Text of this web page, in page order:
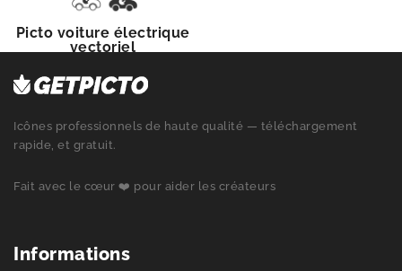
Picto voiture électrique
vectoriel
Icônes professionnels de haute qualité — téléchargement
rapide, et gratuit.
Fait avec le cœur ❤️ pour aider les créateurs
Informations